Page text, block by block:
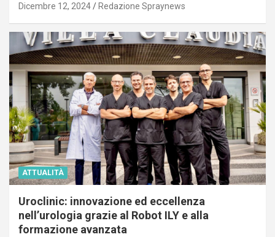
Dicembre 12, 2024 Redazione Spraynews
ATTUALITÀ
Uroclinic: innovazione ed eccellenza
nell’urologia grazie al Robot ILY e alla
formazione avanzata